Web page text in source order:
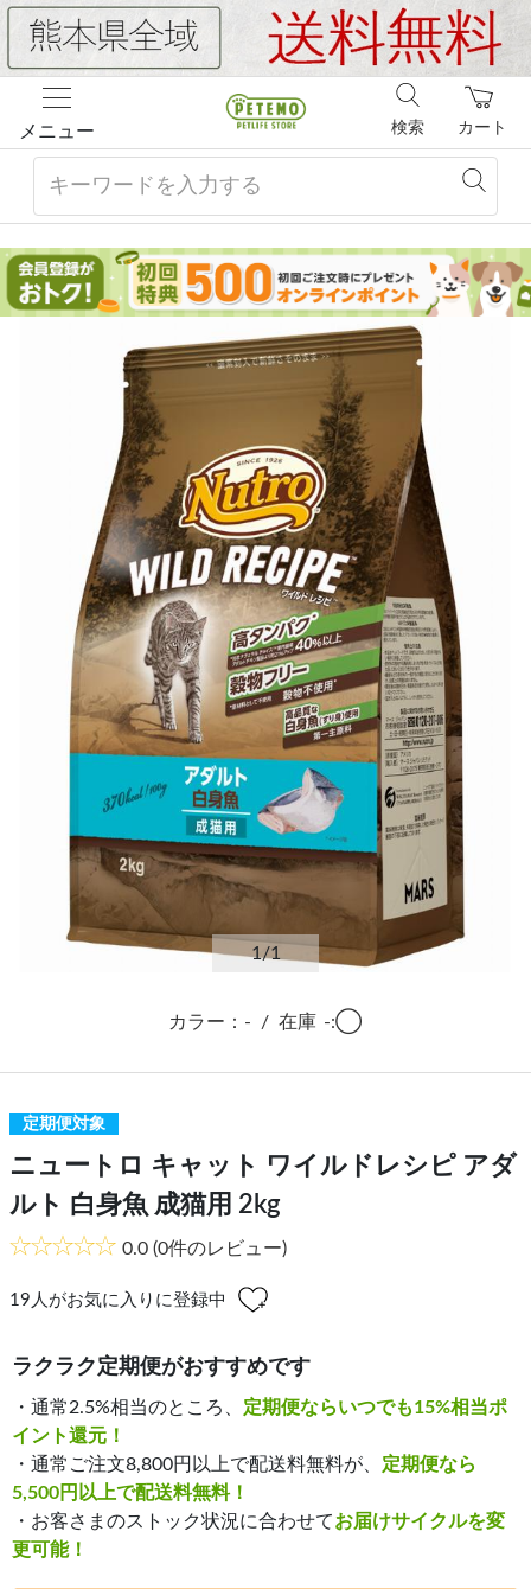
メニュー カート
検索
1/1
カラー：- / 在庫 -:◯
定期便対象
ニュートロ キャット ワイルドレシピ アダ
ルト 白身魚 成猫用 2kg
0.0 (0件のレビュー)
19 人がお気に入りに登録中
ラクラク定期便がおすすめです
・通常2.5%相当のところ、 定期便ならいつでも15%相当ポ
イント還元！
・通常ご注文8,800円以上で配送料無料が、 定期便なら
5,500円以上で配送料無料！
・お客さまのストック状況に合わせてお届けサイクルを変
更可能！